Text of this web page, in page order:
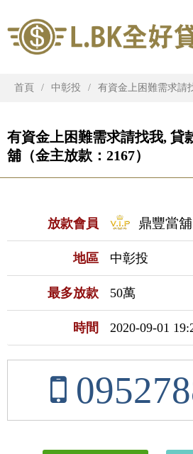
首頁 中彰投 有資金上困難需求請
有資金上困難需求請找我, 貸
舖（金主放款：2167）
放款會員 鼎豐當舖
地區 中彰投
最多放款 50萬
時間 2020-09-01